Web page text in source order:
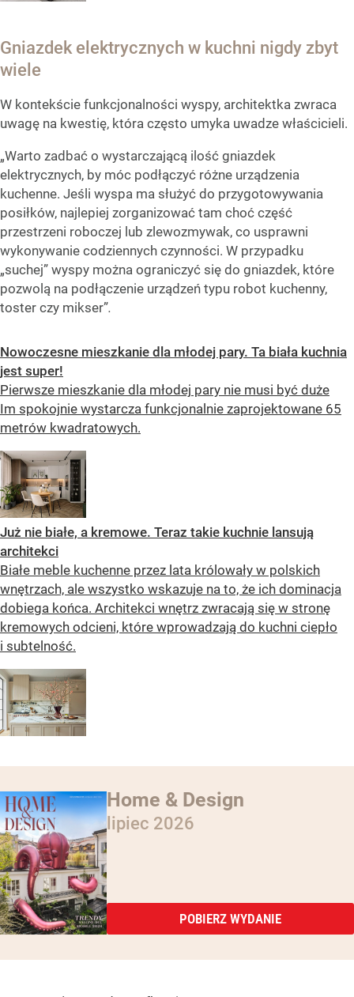
Gniazdek elektrycznych w kuchni nigdy zbyt
wiele
W kontekście funkcjonalności wyspy, architektka zwraca
uwagę na kwestię, która często umyka uwadze właścicieli.
„Warto zadbać o wystarczającą ilość gniazdek
elektrycznych, by móc podłączyć różne urządzenia
kuchenne. Jeśli wyspa ma służyć do przygotowywania
posiłków, najlepiej zorganizować tam choć część
przestrzeni roboczej lub zlewozmywak, co usprawni
wykonywanie codziennych czynności. W przypadku
„suchej” wyspy można ograniczyć się do gniazdek, które
pozwolą na podłączenie urządzeń typu robot kuchenny,
toster czy mikser”.
Nowoczesne mieszkanie dla młodej pary. Ta biała kuchnia
jest super!
Pierwsze mieszkanie dla młodej pary nie musi być duże
Im spokojnie wystarcza funkcjonalnie zaprojektowane 65
metrów kwadratowych.
Już nie białe, a kremowe. Teraz takie kuchnie lansują
architekci
Białe meble kuchenne przez lata królowały w polskich
wnętrzach, ale wszystko wskazuje na to, że ich dominacja
dobiega końca. Architekci wnętrz zwracają się w stronę
kremowych odcieni, które wprowadzają do kuchni ciepło
i subtelność.
Home & Design
lipiec 2026
POBIERZ WYDANIE